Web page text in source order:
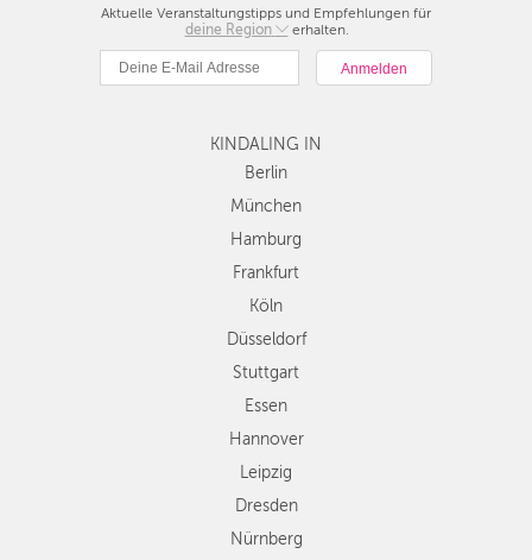
Aktuelle Veranstaltungstipps und Empfehlungen für
deine Region
Berlin
München
Hamburg
Köln
Düsseldorf
Stuttgart
Essen
Dresden
Nürnberg
Wien
Zürich
Andere
Regionen
erhalten.
KINDALING IN
Berlin
München
Hamburg
Frankfurt
Köln
Düsseldorf
Stuttgart
Essen
Hannover
Leipzig
Dresden
Nürnberg